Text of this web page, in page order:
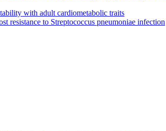
with adult cardiometabolic traits
resistance to Streptococcus pneumoniae infection